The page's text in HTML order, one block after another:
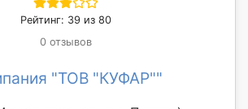
Рейтинг: 39 из 80
0 отзывов
"ТОВ "КУФАР""